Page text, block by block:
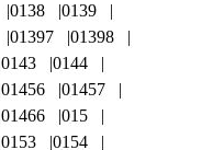
0138
0139
01397
01398
0143
0144
01456
01457
01466
015
0153
0154